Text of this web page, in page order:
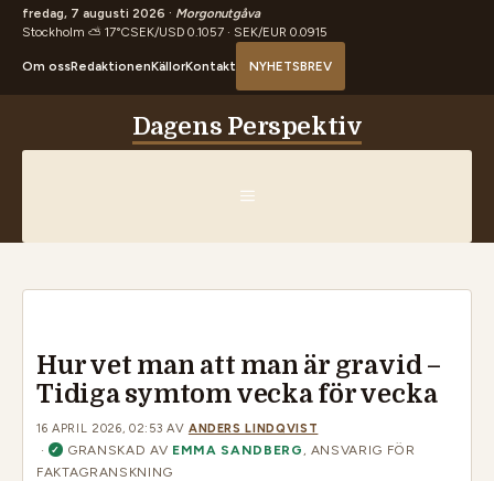
fredag, 7 augusti 2026 · Morgonutgåva
Stockholm ⛅ 17°CSEK/USD 0.1057 · SEK/EUR 0.0915
Om ossRedaktionenKällorKontakt NYHETSBREV
Dagens Perspektiv
MENY
Hur vet man att man är gravid –
Tidiga symtom vecka för vecka
16 APRIL 2026, 02:53 AV ANDERS LINDQVIST
· ✓ GRANSKAD AV EMMA SANDBERG , ANSVARIG FÖR
FAKTAGRANSKNING